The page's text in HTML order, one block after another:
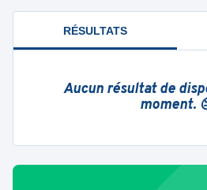
RÉSULTATS
Aucun résultat de
moment.